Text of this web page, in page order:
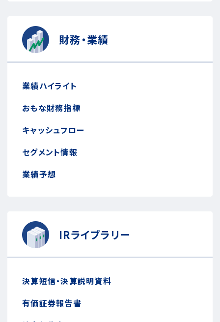
財務・業績
業績ハイライト
おもな財務指標
キャッシュフロー
セグメント情報
業績予想
IRライブラリー
決算短信・決算説明資料
有価証券報告書